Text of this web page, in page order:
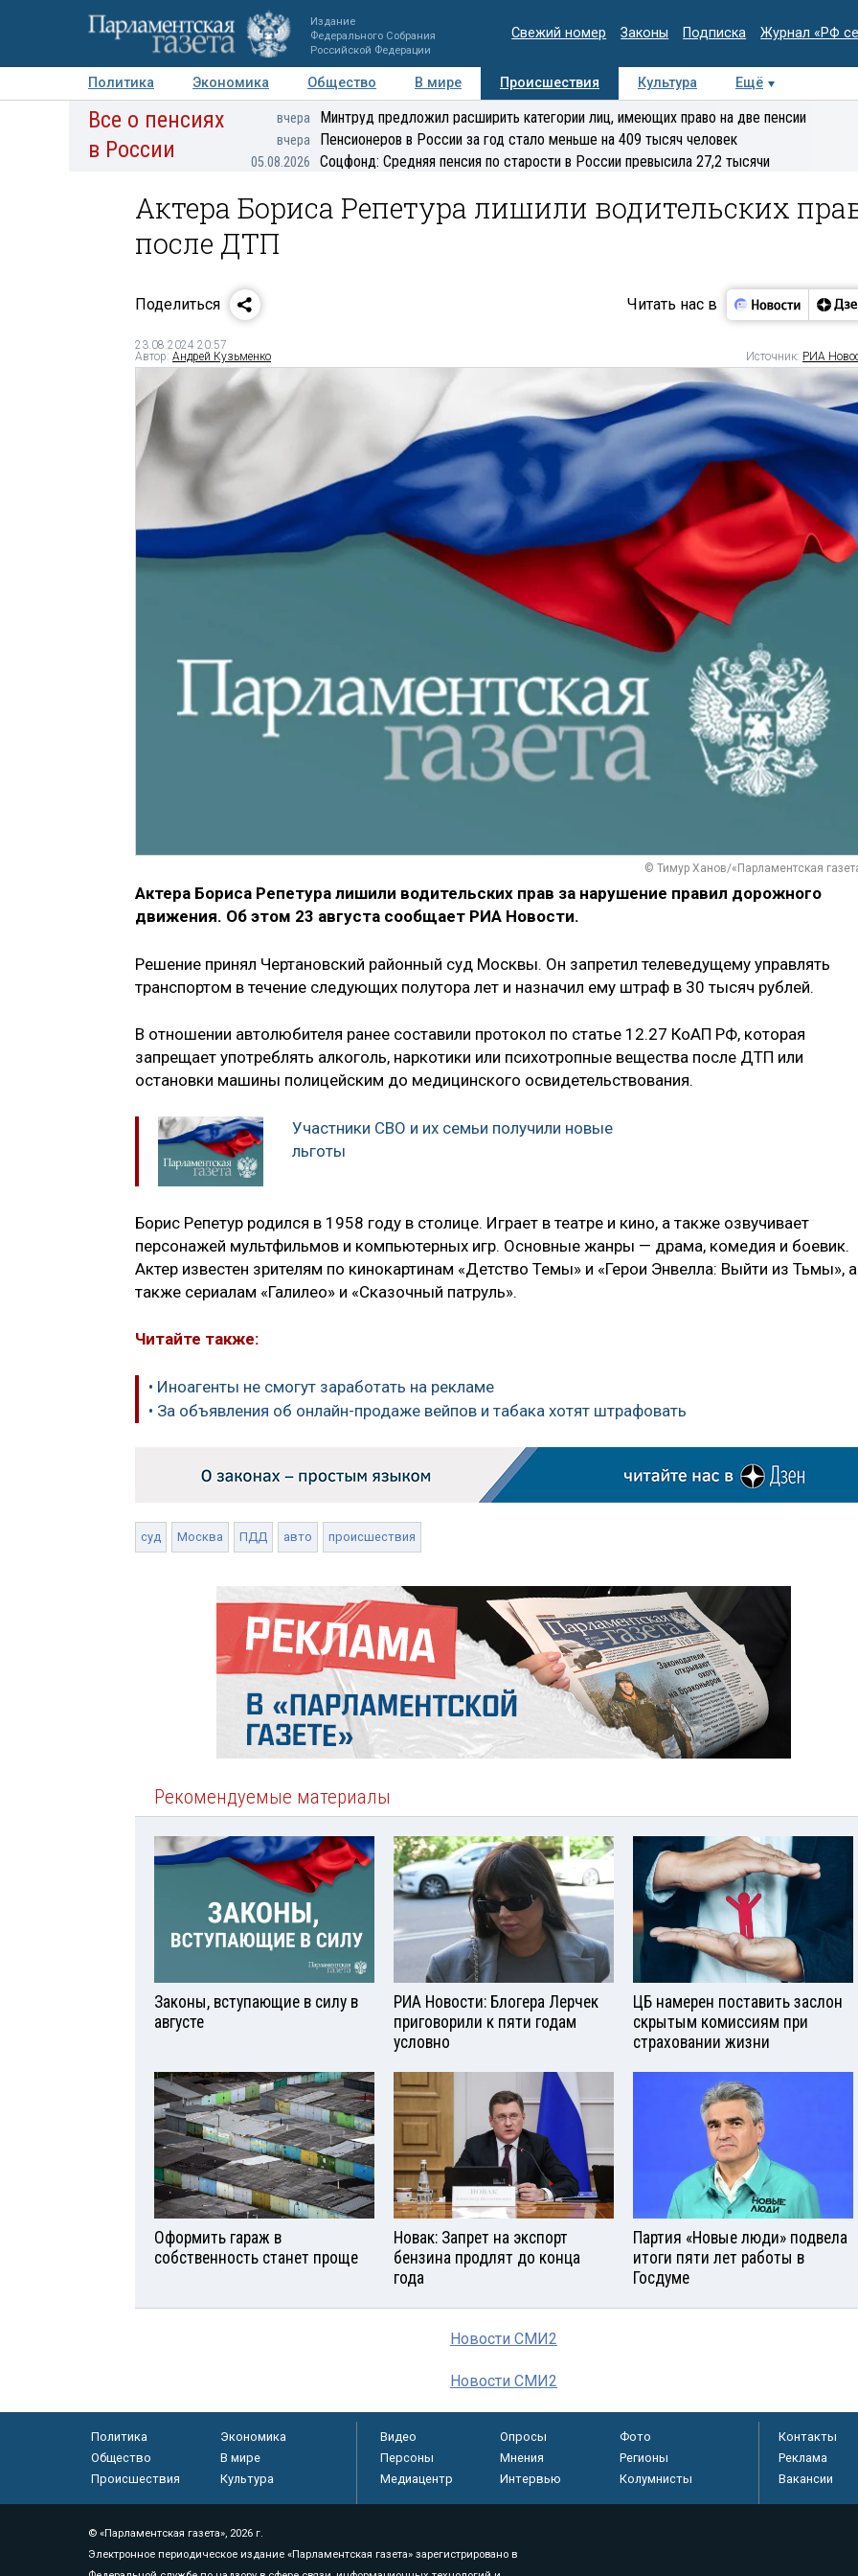
Издание
Федерального Собрания
Российской Федерации
Свежий номер Законы Подписка Журнал «РФ
Политика Экономика Общество В мире Происшествия Культура
Ещё
Авторы Персоны Мнения Регионы Медиацентр Интервью Колумнисты
Все о пенсиях
в России
вчера Минтруд предложил расширить категории лиц, имеющих право на две пенсии
вчера Пенсионеров в России за год стало меньше на 409 тысяч человек
05.08.2026 Соцфонд: Средняя пенсия по старости в России превысила 27,2 тысячи
Актера Бориса Репетура лишили водительских
после ДТП
Поделиться Читать нас в
23.08.2024 20:57
Автор: Андрей Кузьменко Источник: РИА
© Тимур Ханов/«Парламентская
Актера Бориса Репетура лишили водительских прав за нарушение правил дорожного
движения. Об этом 23 августа сообщает РИА Новости.
Решение принял Чертановский районный суд Москвы. Он запретил телеведущему управлять
транспортом в течение следующих полутора лет и назначил ему штраф в 30 тысяч рублей.
В отношении автолюбителя ранее составили протокол по статье 12.27 КоАП РФ, которая
запрещает употреблять алкоголь, наркотики или психотропные вещества после ДТП или
остановки машины полицейским до медицинского освидетельствования.
Участники СВО и их семьи получили новые
льготы
Борис Репетур родился в 1958 году в столице. Играет в театре и кино, а также озвучивает
персонажей мультфильмов и компьютерных игр. Основные жанры — драма, комедия и боевик.
Актер известен зрителям по кинокартинам «Детство Темы» и «Герои Энвелла: Выйти из Тьмы», а
также сериалам «Галилео» и «Сказочный патруль».
Читайте также:
• Иноагенты не смогут заработать на рекламе
• За объявления об онлайн-продаже вейпов и табака хотят штрафовать
суд Москва ПДД авто происшествия
Рекомендуемые материалы
Законы, вступающие в силу в
августе
РИА Новости: Блогера Лерчек
приговорили к пяти годам
условно
ЦБ намерен поставить заслон
скрытым комиссиям при
страховании жизни
Оформить гараж в
собственность станет проще
Новак: Запрет на экспорт
бензина продлят до конца
года
Партия «Новые люди» подвела
итоги пяти лет работы в
Госдуме
Новости СМИ2
Новости СМИ2
Политика
Экономика
Общество
В мире
Происшествия
Культура
Видео Опросы
Фото
Персоны
Мнения
Регионы
Медиацентр
Интервью Колумнисты
Контакты
Реклама
Вакансии
© «Парламентская газета», 2026 г.
Электронное периодическое издание «Парламентская газета» зарегистрировано в